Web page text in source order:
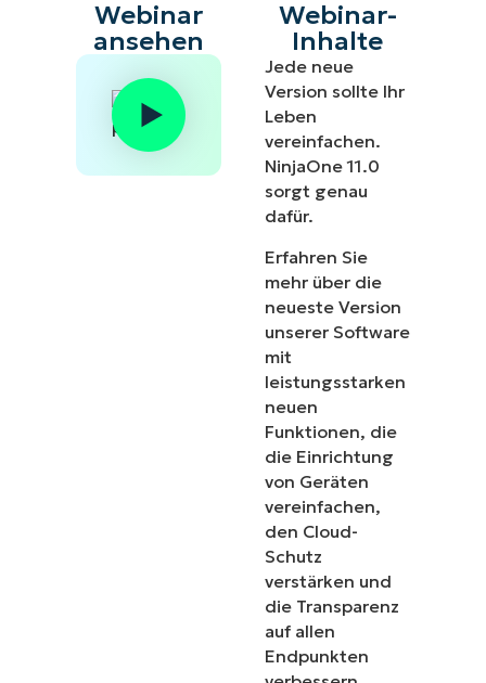
Webinar
ansehen
Webinar-
Inhalte
Jede neue
Version sollte Ihr
Leben
vereinfachen.
NinjaOne 11.0
sorgt genau
dafür.
Erfahren Sie
mehr über die
neueste Version
unserer Software
mit
leistungsstarken
neuen
Funktionen, die
die Einrichtung
von Geräten
vereinfachen,
den Cloud-
Schutz
verstärken und
die Transparenz
auf allen
Endpunkten